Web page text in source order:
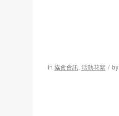
in 協會會訊, 活動花絮 / by